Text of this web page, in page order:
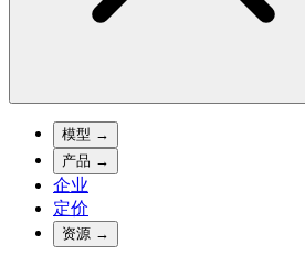
模型 →
产品 →
企业
定价
资源 →